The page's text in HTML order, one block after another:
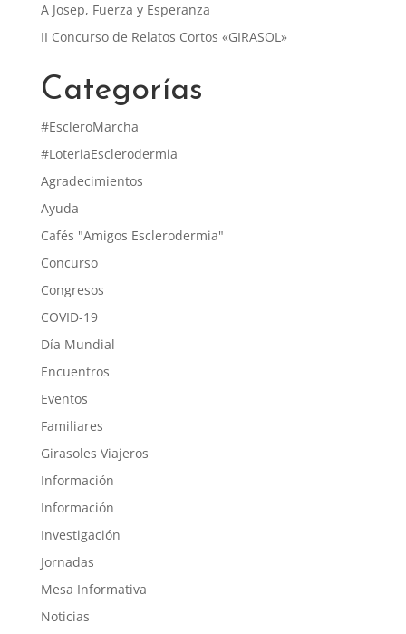
A Josep, Fuerza y Esperanza
II Concurso de Relatos Cortos «GIRASOL»
Categorías
#EscleroMarcha
#LoteriaEsclerodermia
Agradecimientos
Ayuda
Cafés "Amigos Esclerodermia"
Concurso
Congresos
COVID-19
Día Mundial
Encuentros
Eventos
Familiares
Girasoles Viajeros
Información
Información
Investigación
Jornadas
Mesa Informativa
Noticias